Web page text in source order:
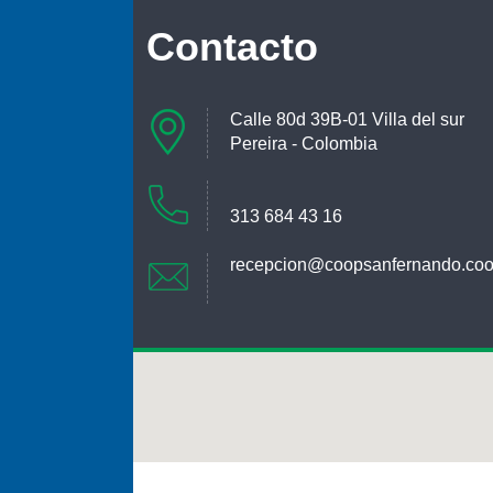
Contacto
Calle 80d 39B-01 Villa del sur
Pereira - Colombia
313 684 43 16